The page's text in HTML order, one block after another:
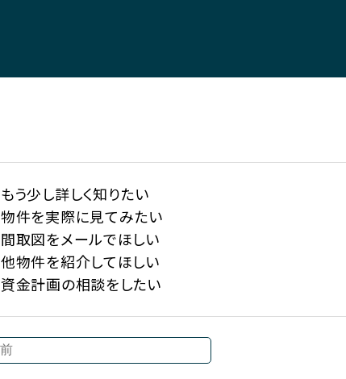
もう少し詳しく知りたい
物件を実際に見てみたい
間取図をメールでほしい
他物件を紹介してほしい
資金計画の相談をしたい